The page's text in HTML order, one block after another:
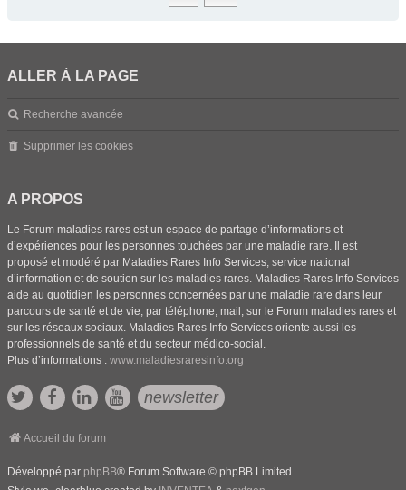
ALLER À LA PAGE
Recherche avancée
Supprimer les cookies
A PROPOS
Le Forum maladies rares est un espace de partage d’informations et
d’expériences pour les personnes touchées par une maladie rare. Il est
proposé et modéré par Maladies Rares Info Services, service national
d’information et de soutien sur les maladies rares. Maladies Rares Info Services
aide au quotidien les personnes concernées par une maladie rare dans leur
parcours de santé et de vie, par téléphone, mail, sur le Forum maladies rares et
sur les réseaux sociaux. Maladies Rares Info Services oriente aussi les
professionnels de santé et du secteur médico-social.
Plus d’informations : www.maladiesraresinfo.org
newsletter
Accueil du forum
Développé par phpBB® Forum Software © phpBB Limited